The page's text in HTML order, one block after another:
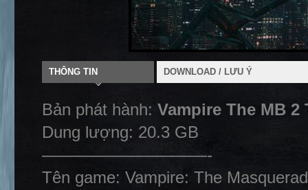
THÔNG TIN DOWNLOAD / LƯU Ý
Bản phát hành: Vampire The MB 2
Dung lượng: 20.3 GB
——————————-
Tên game: Vampire: The